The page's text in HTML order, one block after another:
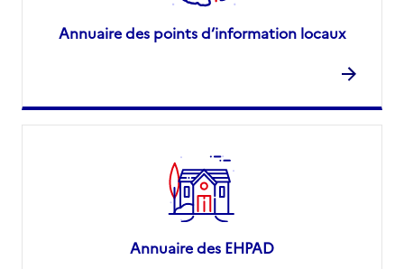
Annuaire des points d’information locaux
Annuaire des EHPAD